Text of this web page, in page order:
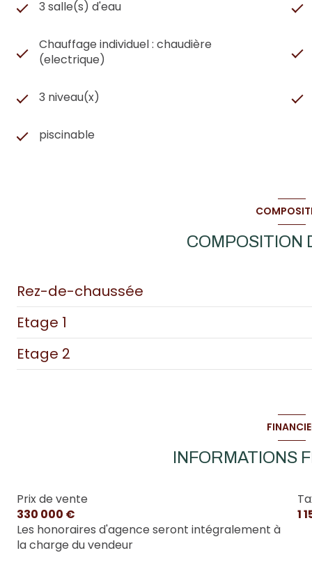
3 salle(s) d'eau
Chauffage individuel : chaudière
(electrique)
3 niveau(x)
piscinable
COMPOSITION
Rez-de-chaussée
bureau
bureau
garage
Etage 1
bureau
salon/sejour
hall d\'entrée
Etage 2
salle de bain
chambre
piece grenier
INFORMATIONS
Prix de vente
330 000 €
Les honoraires d'agence seront intégralement à
la charge du vendeur
1